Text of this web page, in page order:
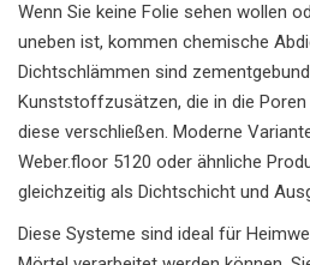
Wenn Sie keine Folie sehen wollen
uneben ist, kommen chemische
Dichtschlämmen sind
Kunststoffzusätzen, die in die
diese verschließen. Moderne
Weber.floor 5120 oder ähnliche
gleichzeitig als Dichtschicht und
Diese Systeme sind ideal für